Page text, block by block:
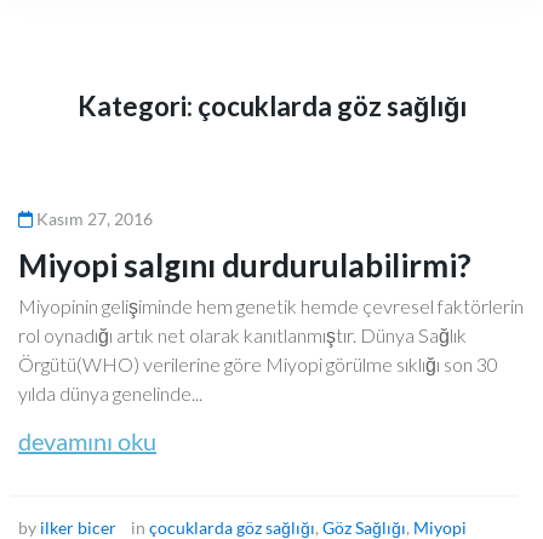
Kategori: çocuklarda göz sağlığı
Kasım 27, 2016
Miyopi salgını durdurulabilirmi?
Miyopinin gelişiminde hem genetik hemde çevresel faktörlerin
rol oynadığı artık net olarak kanıtlanmıştır. Dünya Sağlık
Örgütü(WHO) verilerine göre Miyopi görülme sıklığı son 30
yılda dünya genelinde...
devamını oku
by ilker bicer in çocuklarda göz sağlığı, Göz Sağlığı, Miyopi